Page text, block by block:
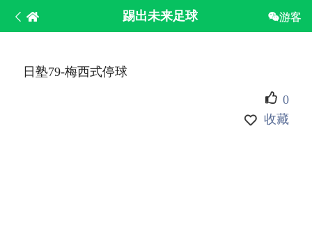
踢出未来足球 游客
日塾79-梅西式停球
0
收藏